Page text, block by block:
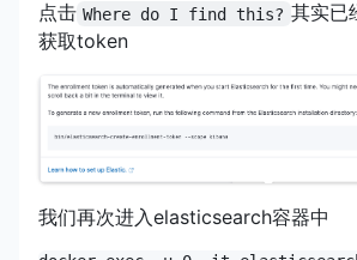
点击 Where do I find this? 其实已
获取token
我们再次进入elasticsearch容器中